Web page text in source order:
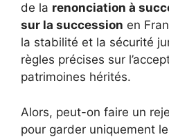
de la renonciation à
sur la succession en
la stabilité et la sécurité
règles précises sur
patrimoines hérités.
Alors, peut-on faire un
pour garder uniquement